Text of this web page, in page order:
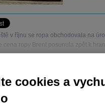
v říjnu se ropa obchodovala na
cena ropy Brent posunula zpět k
článku je dostupné jen
Plus
služeb, potom je nutné se
cookies a